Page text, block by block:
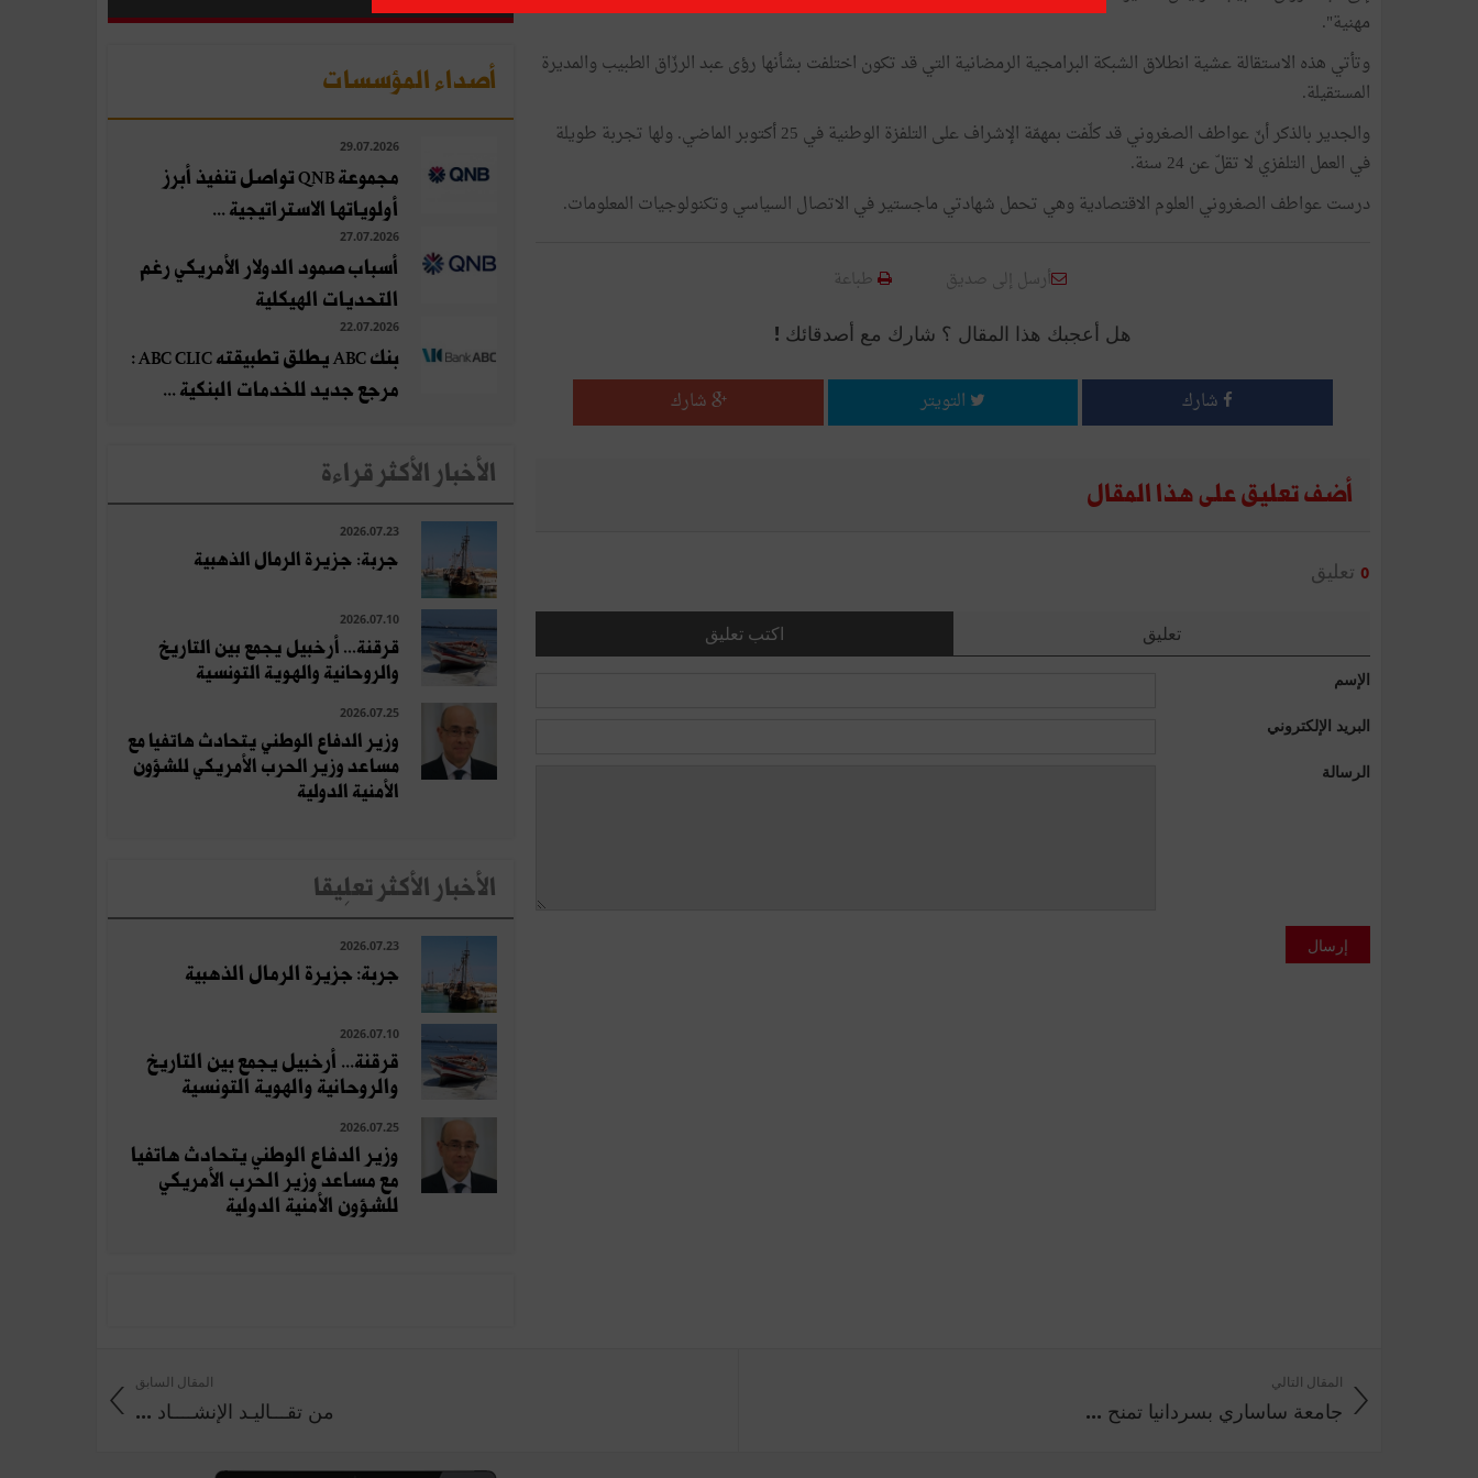
مهنية".
وتأتي هذه الاستقالة عشية انطلاق الشبكة البرامجية الرمضانية التي قد تكون اختلفت بشأنها رؤى عبد الرزّاق الطبيب والمديرة
المستقيلة.
والجدير بالذكر أنّ عواطف الصغروني قد كلّفت بمهمّة الإشراف على التلفزة الوطنية في 25 أكتوبر الماضي. ولها تجربة طويلة
في العمل التلفزي لا تقلّ عن 24 سنة.
درست عواطف الصغروني العلوم الاقتصادية وهي تحمل شهادتي ماجستير في الاتصال السياسي وتكنولوجيات المعلومات.
أرسل إلى صديق طباعة
هل أعجبك هذا المقال ؟ شارك مع أصدقائك !
شارك التويتر شارك
أضف تعليق على هذا المقال
0 تعليق
اكتب تعليق تعليق
الإسم
البريد الإلكتروني
الرسالة
إرسال
أصداء المؤسسات
29.07.2026
مجموعة QNB تواصل تنفيذ أبرز
أولوياتها الاستراتيجية ...
27.07.2026
أسباب صمود الدولار الأمريكي رغم
التحديات الهيكلية
22.07.2026
بنك ABC يطلق تطبيقته ABC CLIC :
مرجع جديد للخدمات البنكية ...
الأخبار الأكثر قراءة
2026.07.23
جربة: جزيرة الرمال الذهبية
2026.07.10
قرقنة... أرخبيل يجمع بين التاريخ
والروحانية والهوية التونسية
2026.07.25
وزير الدفاع الوطني يتحادث هاتفيا مع
مساعد وزير الحرب الأمريكي للشؤون
الأمنية الدولية
الأخبار الأكثر تعلِيقا
2026.07.23
جربة: جزيرة الرمال الذهبية
2026.07.10
قرقنة... أرخبيل يجمع بين التاريخ
والروحانية والهوية التونسية
2026.07.25
وزير الدفاع الوطني يتحادث هاتفيا
مع مساعد وزير الحرب الأمريكي
للشؤون الأمنية الدولية
المقال السابق
من تقـــاليـد الإنشــــاد ...
المقال التالي
جامعة ساساري بسردانيا تمنح ...